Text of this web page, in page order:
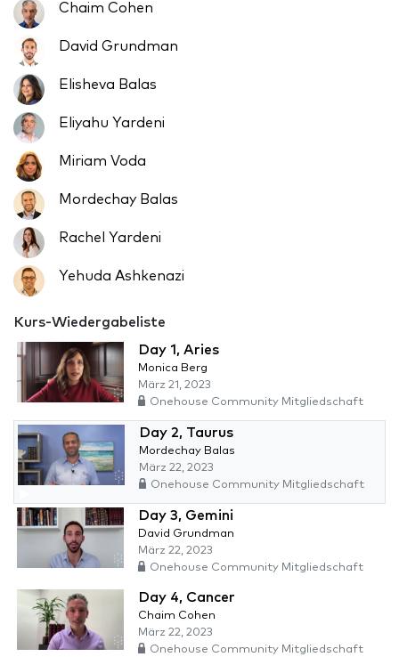
Chaim Cohen
David Grundman
Elisheva Balas
Eliyahu Yardeni
Miriam Voda
Mordechay Balas
Rachel Yardeni
Yehuda Ashkenazi
Kurs-Wiedergabeliste
Day 1, Aries
Monica Berg
März 21, 2023
Onehouse Community Mitgliedschaft
Day 2, Taurus
Mordechay Balas
März 22, 2023
Onehouse Community Mitgliedschaft
Day 3, Gemini
David Grundman
März 22, 2023
Onehouse Community Mitgliedschaft
Day 4, Cancer
Chaim Cohen
März 22, 2023
Onehouse Community Mitgliedschaft